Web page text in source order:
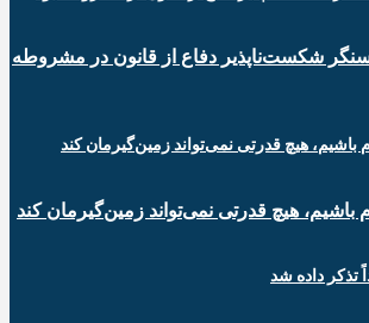
سنگر شکست‌ناپذیر دفاع از قانون در مشروطه
باشیم، هیچ قدرتی نمی‌تواند زمین‌گیرمان کند